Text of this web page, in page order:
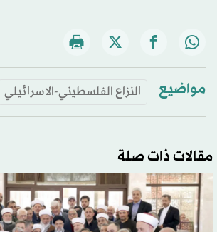
مواضيع النزاع الفلسطيني-الاسرائيلي
مقالات ذات صلة